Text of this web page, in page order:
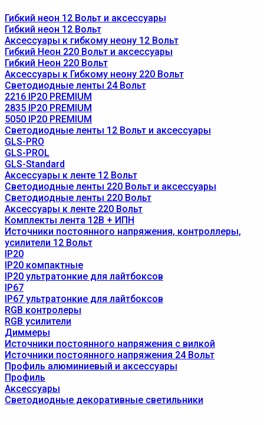
Гибкий неон 12 Вольт и аксессуары
Гибкий неон 12 Вольт
Аксессуары к гибкому неону 12 Вольт
Гибкий Неон 220 Вольт и аксессуары
Гибкий Неон 220 Вольт
Аксессуары к Гибкому неону 220 Вольт
Светодиодные ленты 24 Вольт
2216 IP20 PREMIUM
2835 IP20 PREMIUM
5050 IP20 PREMIUM
Светодиодные ленты 12 Вольт и аксессуары
GLS-PRO
GLS-PROL
GLS-Standard
Аксессуары к ленте 12 Вольт
Светодиодные ленты 220 Вольт и аксессуары
Светодиодные ленты 220 Вольт
Аксессуары к ленте 220 Вольт
Комплекты лента 12В + ИПН
Источники постоянного напряжения, контроллеры,
усилители 12 Вольт
IP20
IP20 компактные
IP20 ультратонкие для лайтбоксов
IP67
IP67 ультратонкие для лайтбоксов
RGB контролеры
RGB усилители
Диммеры
Источники постоянного напряжения с вилкой
Источники постоянного напряжения 24 Вольт
Профиль алюминиевый и аксессуары
Профиль
Аксессуары
Светодиодные декоративные светильники